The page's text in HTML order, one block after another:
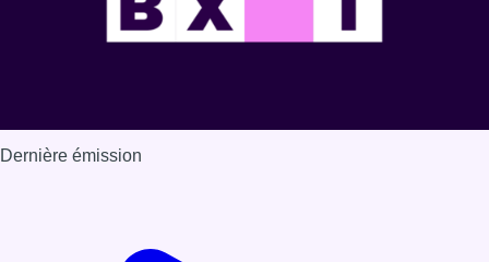
Dernière émission